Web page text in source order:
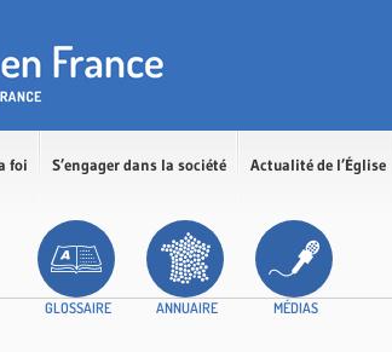
foi S’engager dans la société Actualité de l’Église
GLOSSAIRE ANNUAIRE MÉDIAS